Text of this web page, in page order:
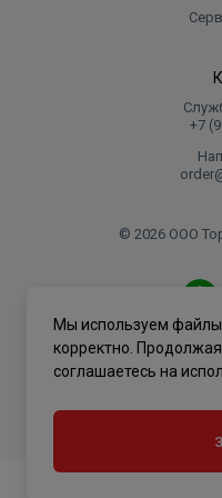
+7
© 2026 ООО
Политика
Мы используем файлы
корректно.
соглашаетесь на